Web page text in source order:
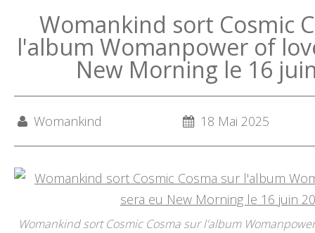
Womankind sort Cosmic
l'album Womanpower of
New Morning le 16
Womankind 18 Mai 2025
Womankind sort Cosmic Cosma sur l'album